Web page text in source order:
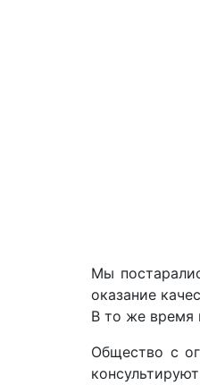
Мы
оказание
В то же время
Общество с